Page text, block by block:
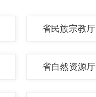
省民族宗教厅
省自然资源厅